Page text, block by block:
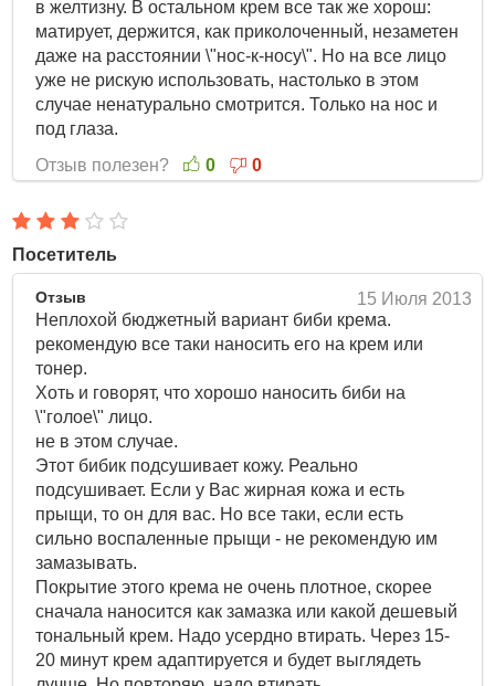
в желтизну. В остальном крем все так же хорош:
матирует, держится, как приколоченный, незаметен
даже на расстоянии \"нос-к-носу\". Но на все лицо
уже не рискую использовать, настолько в этом
случае ненатурально смотрится. Только на нос и
под глаза.
Отзыв полезен?
0 0
Посетитель
15 Июля 2013
Отзыв
Неплохой бюджетный вариант биби крема.
рекомендую все таки наносить его на крем или
тонер.
Хоть и говорят, что хорошо наносить биби на
\"голое\" лицо.
не в этом случае.
Этот бибик подсушивает кожу. Реально
подсушивает. Если у Вас жирная кожа и есть
прыщи, то он для вас. Но все таки, если есть
сильно воспаленные прыщи - не рекомендую им
замазывать.
Покрытие этого крема не очень плотное, скорее
сначала наносится как замазка или какой дешевый
тональный крем. Надо усердно втирать. Через 15-
20 минут крем адаптируется и будет выглядеть